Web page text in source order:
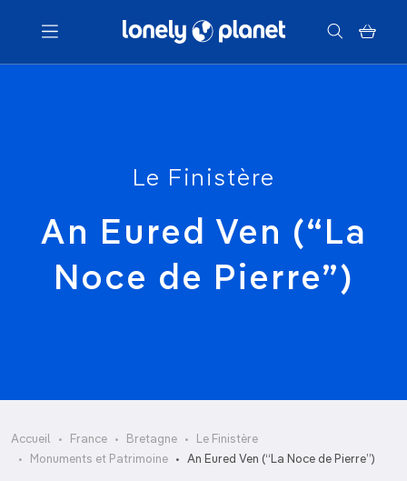
Menu
Le Finistère
An Eured Ven (“La
Noce de Pierre”)
Accueil France Bretagne
Le Finistère
Monuments et Patrimoine
An Eured Ven (“La Noce de Pierre”)